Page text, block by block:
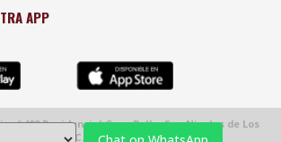
APP
#400 Residencial Casa Bella, San Nicolas de Los
Garza, C.P. 66428